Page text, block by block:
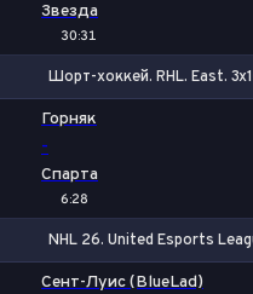
Звезда
30:31
Шорт-хоккей. RHL. East.
Горняк
-
Спарта
6:28
NHL 26. United Esports
Сент-Луис (BlueLad)